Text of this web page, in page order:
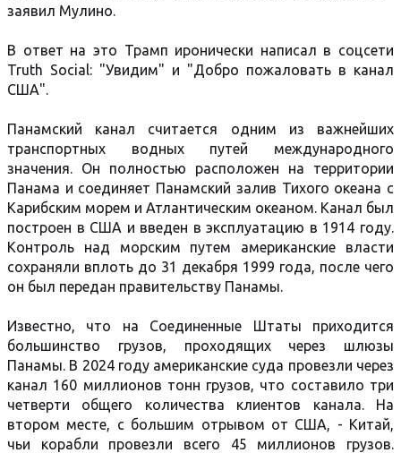
заявил Мулино.
В ответ на это Трамп иронически написал в соцсети
Truth Social: "Увидим" и "Добро пожаловать в канал
США".
Панамский канал считается одним из важнейших
транспортных водных путей международного
значения. Он полностью расположен на территории
Панама и соединяет Панамский залив Тихого океана с
Карибским морем и Атлантическим океаном. Канал был
построен в США и введен в эксплуатацию в 1914 году.
Контроль над морским путем американские власти
сохраняли вплоть до 31 декабря 1999 года, после чего
он был передан правительству Панамы.
Известно, что на Соединенные Штаты приходится
большинство грузов, проходящих через шлюзы
Панамы. В 2024 году американские суда провезли через
канал 160 миллионов тонн грузов, что составило три
четверти общего количества клиентов канала. На
втором месте, с большим отрывом от США, - Китай,
чьи корабли провезли всего 45 миллионов грузов.